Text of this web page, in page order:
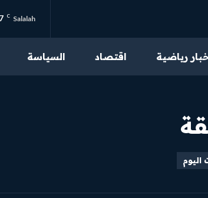
C Salalah
رياضية اقتصاد السياسة
اليوم